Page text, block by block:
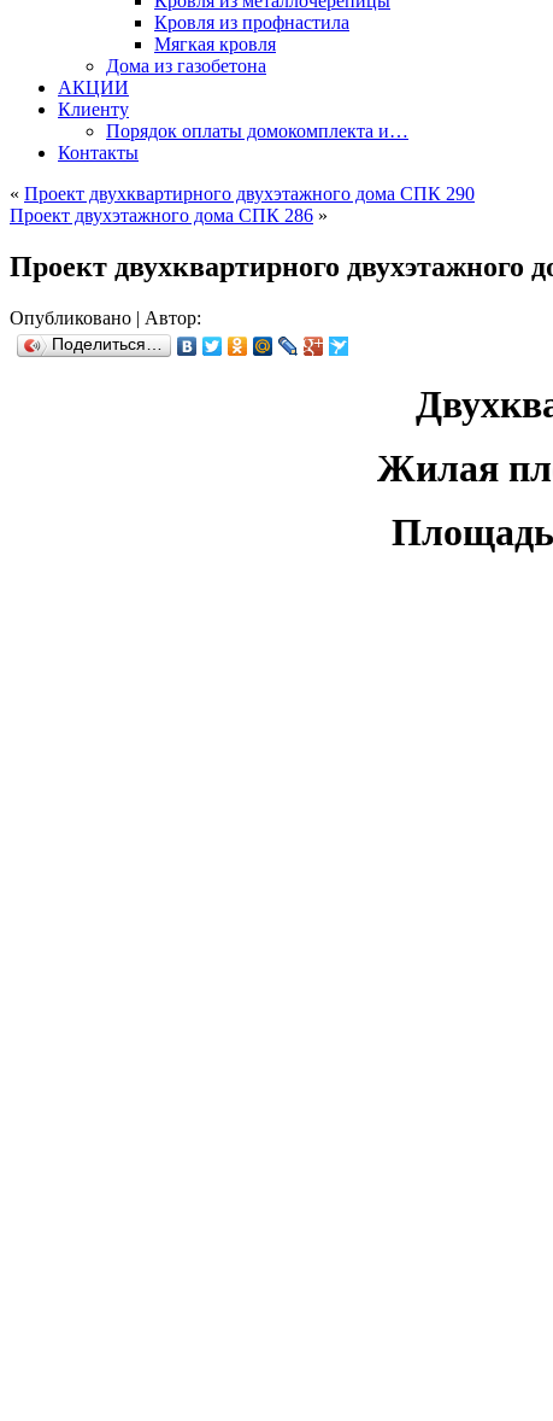
Кровля из профнастила
Мягкая кровля
Дома из газобетона
АКЦИИ
Клиенту
Порядок оплаты домокомплекта и…
Контакты
« Проект двухквартирного двухэтажного дома СПК 290
Проект двухэтажного дома СПК 286 »
Проект двухквартирного двухэтажного
Опубликовано | Автор:
Поделиться…
Жилая
Площадь